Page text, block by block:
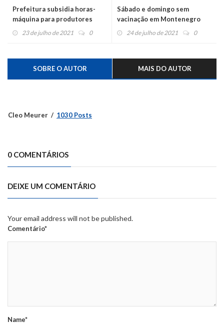
Prefeitura subsidia horas-
máquina para produtores
harmonienses
23 de julho de 2021 0
Sábado e domingo sem
vacinação em Montenegro
24 de julho de 2021 0
SOBRE O AUTOR MAIS DO AUTOR
Cleo Meurer 1030 Posts
0 COMENTÁRIOS
DEIXE UM COMENTÁRIO
Your email address will not be published.
Comentário*
Name*